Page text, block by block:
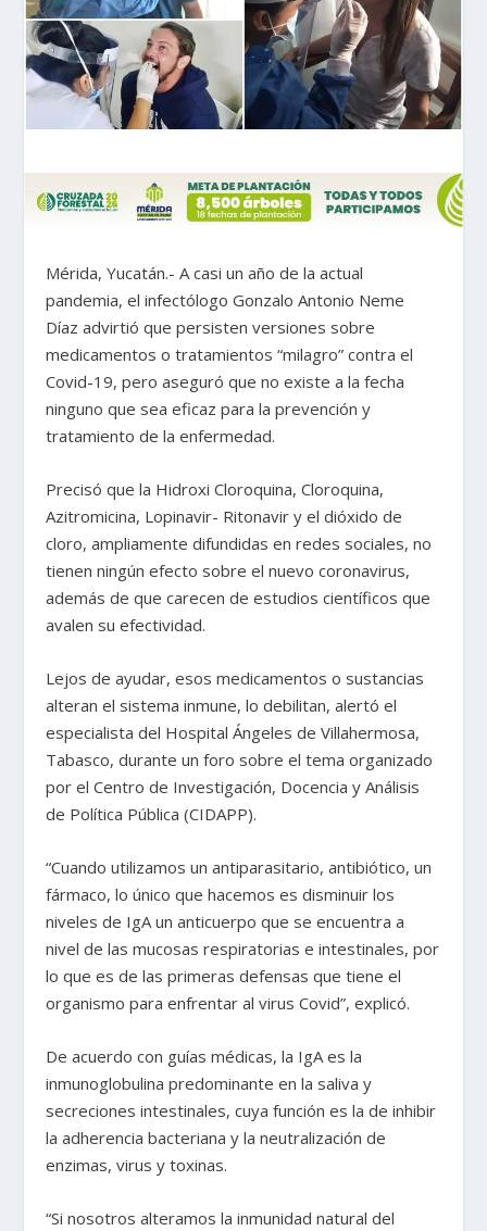
Mérida, Yucatán.- A casi un año de la actual
pandemia, el infectólogo Gonzalo Antonio Neme
Díaz advirtió que persisten versiones sobre
medicamentos o tratamientos “milagro” contra el
Covid-19, pero aseguró que no existe a la fecha
ninguno que sea eficaz para la prevención y
tratamiento de la enfermedad.
Precisó que la Hidroxi Cloroquina, Cloroquina,
Azitromicina, Lopinavir- Ritonavir y el dióxido de
cloro, ampliamente difundidas en redes sociales, no
tienen ningún efecto sobre el nuevo coronavirus,
además de que carecen de estudios científicos que
avalen su efectividad.
Lejos de ayudar, esos medicamentos o sustancias
alteran el sistema inmune, lo debilitan, alertó el
especialista del Hospital Ángeles de Villahermosa,
Tabasco, durante un foro sobre el tema organizado
por el Centro de Investigación, Docencia y Análisis
de Política Pública (CIDAPP).
“Cuando utilizamos un antiparasitario, antibiótico, un
fármaco, lo único que hacemos es disminuir los
niveles de IgA un anticuerpo que se encuentra a
nivel de las mucosas respiratorias e intestinales, por
lo que es de las primeras defensas que tiene el
organismo para enfrentar al virus Covid”, explicó.
De acuerdo con guías médicas, la IgA es la
inmunoglobulina predominante en la saliva y
secreciones intestinales, cuya función es la de inhibir
la adherencia bacteriana y la neutralización de
enzimas, virus y toxinas.
“Si nosotros alteramos la inmunidad natural del